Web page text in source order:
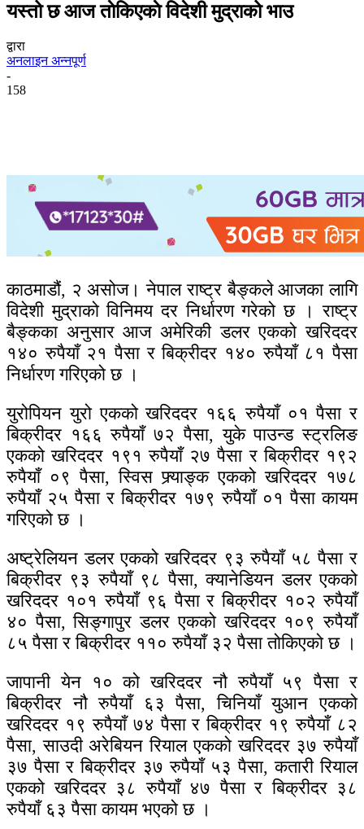
यस्तो छ आज ताेकिएकाे विदेशी मुद्राको भाउ
द्वारा
अनलाइन अन्नपूर्ण
-
158
काठमाडौं, २ असोज। नेपाल राष्ट्र बैङ्कले आजका लागि
विदेशी मुद्राको विनिमय दर निर्धारण गरेको छ । राष्ट्र
बैङ्कका अनुसार आज अमेरिकी डलर एकको खरिददर
१४० रुपैयाँ २१ पैसा र बिक्रीदर १४० रुपैयाँ ८१ पैसा
निर्धारण गरिएको छ ।
युरोपियन युरो एकको खरिददर १६६ रुपैयाँ ०१ पैसा र
बिक्रीदर १६६ रुपैयाँ ७२ पैसा, युके पाउन्ड स्ट्रलिङ
एकको खरिददर १९१ रुपैयाँ २७ पैसा र बिक्रीदर १९२
रुपैयाँ ०९ पैसा, स्विस फ्र्याङ्क एकको खरिददर १७८
रुपैयाँ २५ पैसा र बिक्रीदर १७९ रुपैयाँ ०१ पैसा कायम
गरिएको छ ।
अष्ट्रेलियन डलर एकको खरिददर ९३ रुपैयाँ ५८ पैसा र
बिक्रीदर ९३ रुपैयाँ ९८ पैसा, क्यानेडियन डलर एकको
खरिददर १०१ रुपैयाँ ९६ पैसा र बिक्रीदर १०२ रुपैयाँ
४० पैसा, सिङ्गापुर डलर एकको खरिददर १०९ रुपैयाँ
८५ पैसा र बिक्रीदर ११० रुपैयाँ ३२ पैसा तोकिएको छ ।
जापानी येन १० को खरिददर नौ रुपैयाँ ५९ पैसा र
बिक्रीदर नौ रुपैयाँ ६३ पैसा, चिनियाँ युआन एकको
खरिददर १९ रुपैयाँ ७४ पैसा र बिक्रीदर १९ रुपैयाँ ८२
पैसा, साउदी अरेबियन रियाल एकको खरिददर ३७ रुपैयाँ
३७ पैसा र बिक्रीदर ३७ रुपैयाँ ५३ पैसा, कतारी रियाल
एकको खरिददर ३८ रुपैयाँ ४७ पैसा र बिक्रीदर ३८
रुपैयाँ ६३ पैसा कायम भएको छ ।